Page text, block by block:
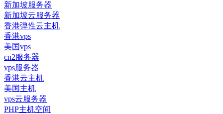
新加坡服务器
新加坡云服务器
香港弹性云主机
香港vps
美国vps
cn2服务器
vps服务器
香港云主机
美国主机
vps云服务器
PHP主机空间